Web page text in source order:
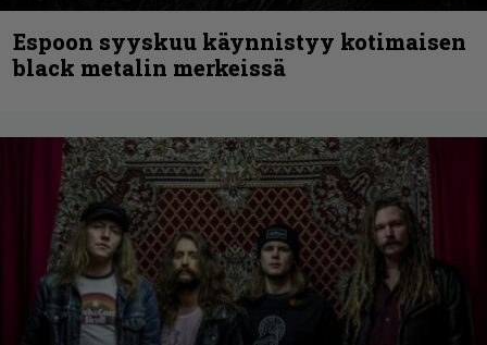
Espoon syyskuu käynnistyy kotimaisen
black metalin merkeissä